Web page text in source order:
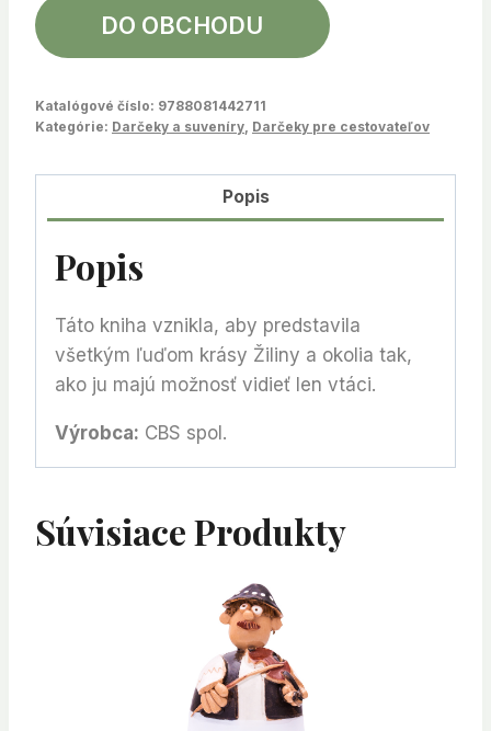
DO OBCHODU
Katalógové číslo: 9788081442711
Kategórie: Darčeky a suveníry Darčeky pre cestovateľov
Popis
Popis
Táto kniha vznikla, aby predstavila
všetkým ľuďom krásy Žiliny a okolia tak,
ako ju majú možnosť vidieť len vtáci.
Výrobca: CBS spol.
Súvisiace Produkty